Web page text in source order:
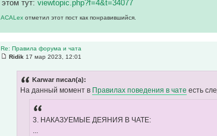
этом тут:viewtopic.php?f=4&t=34077
ACALexотметил этот пост как понравившийся.
Re: Правила форума и чата
Ridik 17 мар 2023, 12:01
Karwar писал(а):
На данный момент в Правилах поведения в чате есть
3. НАКАЗУЕМЫЕ ДЕЯНИЯ В ЧАТЕ:
...